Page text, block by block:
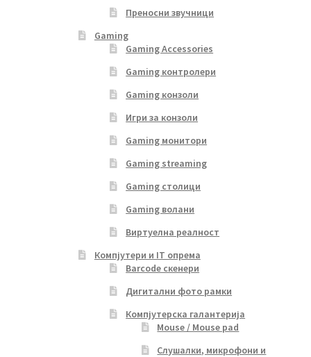
Преносни звучници
Gaming
Gaming Accessories
Gaming контролери
Gaming конзоли
Игри за конзоли
Gaming монитори
Gaming streaming
Gaming столици
Gaming волани
Виртуелна реалност
Компјутери и IT опрема
Barcode скенери
Дигитални фото рамки
Компјутерска галантерија
Mouse / Mouse pad
Слушалки, микрофони и